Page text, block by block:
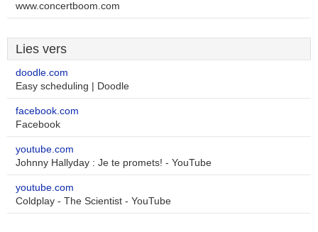
www.concertboom.com
Lies vers
doodle.com
Easy scheduling | Doodle
facebook.com
Facebook
youtube.com
Johnny Hallyday : Je te promets! - YouTube
youtube.com
Coldplay - The Scientist - YouTube